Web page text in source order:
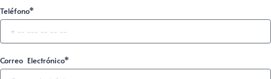
Teléfono*
Correo Electrónico*